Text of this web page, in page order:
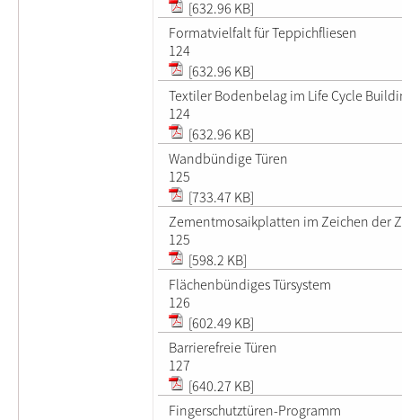
[632.96 KB]
Formatvielfalt für Teppichfliesen
124
[632.96 KB]
Textiler Bodenbelag im Life Cycle
124
[632.96 KB]
Wandbündige Türen
125
[733.47 KB]
Zementmosaikplatten im Zeichen der
125
[598.2 KB]
Flächenbündiges Türsystem
126
[602.49 KB]
Barrierefreie Türen
127
[640.27 KB]
Fingerschutztüren-Programm